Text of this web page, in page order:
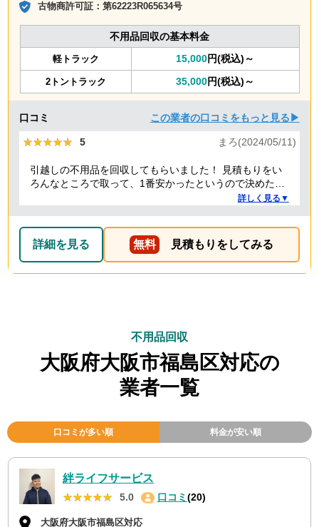
古物商許可証：第62223R065634号
不用品回収の基本料金
軽トラック 15,000円(税込)～
2トントラック 35,000円(税込)～
口コミ この業者の口コミをもっと見る▶
★★★★★
★★★★★ 5 まろ(2024/05/11)
引越しの不用品を回収してもらいました！ 見積もりをい
ろんなところで取って、1番安かったというので決めたの
ですが、 対応や話し方も、丁寧で優しく、 作業自体も素
詳しく見る▼
詳細を見る 無料 見積もりをしてみる
不用品回収
大阪府大阪市福島区対応の
業者一覧
口コミが多い順 料金が安い順
絆ライフサービス
★★★★★
★★★★★ 5.0 口コミ (20)
大阪府大阪市福島区対応